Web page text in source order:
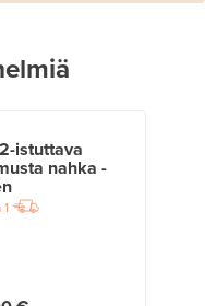
istuttava
nahka -
1